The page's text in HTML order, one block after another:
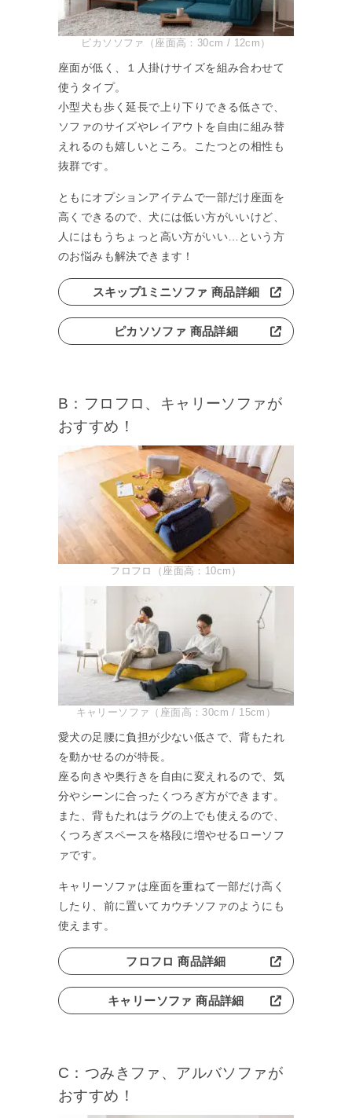
ピカソソファ（座面高：30cm / 12cm）
座面が低く、１人掛けサイズを組み合わせて
使うタイプ。
小型犬も歩く延長で上り下りできる低さで、
ソファのサイズやレイアウトを自由に組み替
えれるのも嬉しいところ。こたつとの相性も
抜群です。
ともにオプションアイテムで一部だけ座面を
高くできるので、犬には低い方がいいけど、
人にはもうちょっと高い方がいい…という方
のお悩みも解決できます！
スキップ1ミニソファ 商品詳細
ピカソソファ 商品詳細
B：フロフロ、キャリーソファが
おすすめ！
フロフロ（座面高：10cm）
キャリーソファ（座面高：30cm / 15cm）
愛犬の足腰に負担が少ない低さで、背もたれ
を動かせるのが特長。
座る向きや奥行きを自由に変えれるので、気
分やシーンに合ったくつろぎ方ができます。
また、背もたれはラグの上でも使えるので、
くつろぎスペースを格段に増やせるローソフ
ァです。
キャリーソファは座面を重ねて一部だけ高く
したり、前に置いてカウチソファのようにも
使えます。
フロフロ 商品詳細
キャリーソファ 商品詳細
C：つみきファ、アルバソファが
おすすめ！